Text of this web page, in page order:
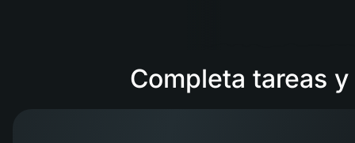
Completa tareas